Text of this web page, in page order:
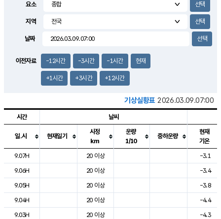
요소
지역
날짜
이전자료 -12시간 -3시간 -1시간 현재
+1시간 +3시간 +12시간
기상실황표 2026.03.09.07:00
도시별 기상실황표로 지점, 날씨, 기온, 강수, 바람, 기압등을 안내한 표입
시간 날씨
일.시 현재일기
시정
km
운량
1/10
중하운량
현재
기온
9.07H
20 이상
-3.1
9.06H
20 이상
-3.4
9.05H
20 이상
-3.8
9.04H
20 이상
-4.4
9.03H
20 이상
-4.3